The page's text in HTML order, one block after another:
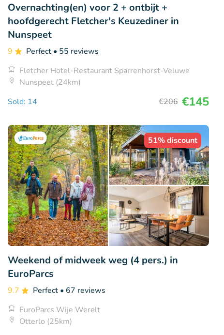
Overnachting(en) voor 2 + ontbijt +
hoofdgerecht Fletcher's Keuzediner in
Nunspeet
9 Perfect • 55 reviews
Fletcher Hotel-Restaurant Sparrenhorst-Veluwe
Nunspeet (24km)
Sold: 14
€206 €145
51% discount
Weekend of midweek weg (4 pers.) in
EuroParcs
9.7 Perfect • 67 reviews
EuroParcs Wije Werelt
Otterlo (25km)